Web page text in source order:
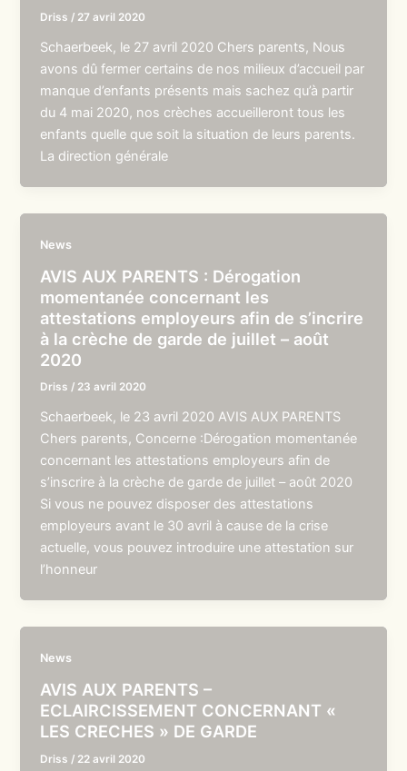
Driss / 27 avril 2020
Schaerbeek, le 27 avril 2020 Chers parents, Nous
avons dû fermer certains de nos milieux d’accueil par
manque d’enfants présents mais sachez qu’à partir
du 4 mai 2020, nos crèches accueilleront tous les
enfants quelle que soit la situation de leurs parents.
La direction générale
News
AVIS AUX PARENTS : Dérogation
momentanée concernant les
attestations employeurs afin de s’incrire
à la crèche de garde de juillet – août
2020
Driss / 23 avril 2020
Schaerbeek, le 23 avril 2020 AVIS AUX PARENTS
Chers parents, Concerne :Dérogation momentanée
concernant les attestations employeurs afin de
s’inscrire à la crèche de garde de juillet – août 2020
Si vous ne pouvez disposer des attestations
employeurs avant le 30 avril à cause de la crise
actuelle, vous pouvez introduire une attestation sur
l’honneur
News
AVIS AUX PARENTS –
ECLAIRCISSEMENT CONCERNANT «
LES CRECHES » DE GARDE
Driss / 22 avril 2020